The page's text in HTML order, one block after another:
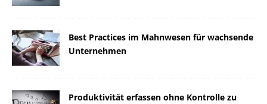
Best Practices im Mahnwesen für wachsende
Unternehmen
Produktivität erfassen ohne Kontrolle zu